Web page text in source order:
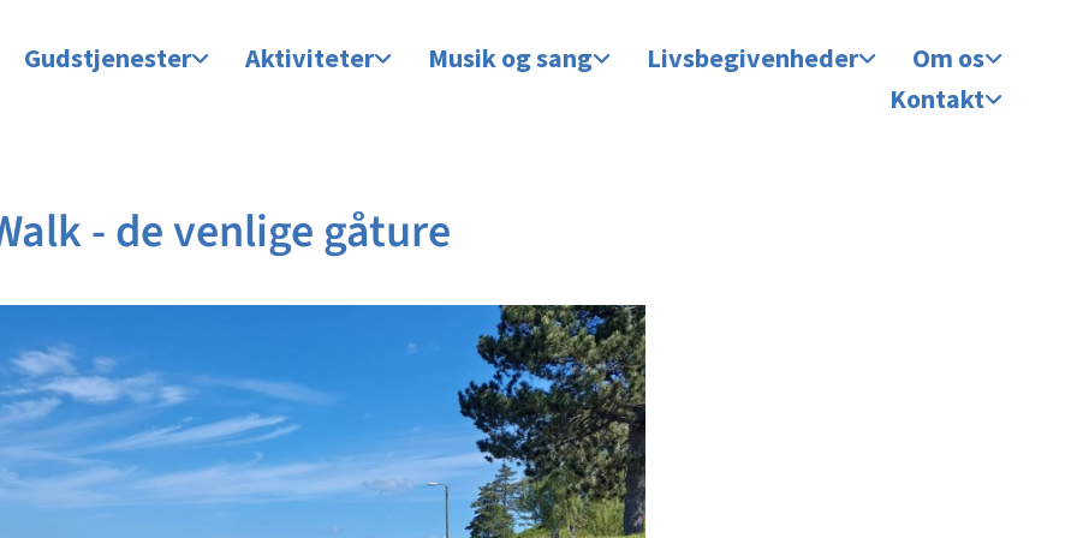
Gudstjenester Aktiviteter Musik og sang Livsbegivenheder
Om os
Kontakt
- de venlige gåture